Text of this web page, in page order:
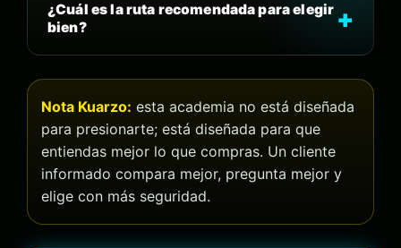
¿Cuál es la ruta recomendada para elegir
bien?
Nota Kuarzo: esta academia no está diseñada
para presionarte; está diseñada para que
entiendas mejor lo que compras. Un cliente
informado compara mejor, pregunta mejor y
elige con más seguridad.